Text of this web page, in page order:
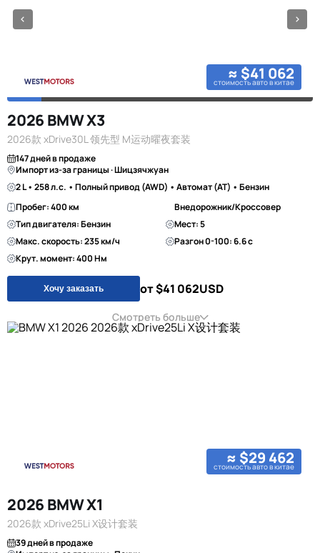
≈ $41 062
стоимость авто в китае
2026 BMW X3
2026款 xDrive30L 领先型 M运动曜夜套装
147 дней в продаже
Импорт из-за границы · Шицзячжуан
2 L • 258 л.с. • Полный привод (AWD) • Автомат (AT) • Бензин
Пробег: 400 км
Внедорожник/Кроссовер
Тип двигателя: Бензин
Мест: 5
Макс. скорость: 235 км/ч
Разгон 0-100: 6.6 с
Крут. момент: 400 Нм
Хочу заказать от $41 062USD
Смотреть больше
≈ $29 462
стоимость авто в китае
2026 BMW X1
2026款 xDrive25Li X设计套装
39 дней в продаже